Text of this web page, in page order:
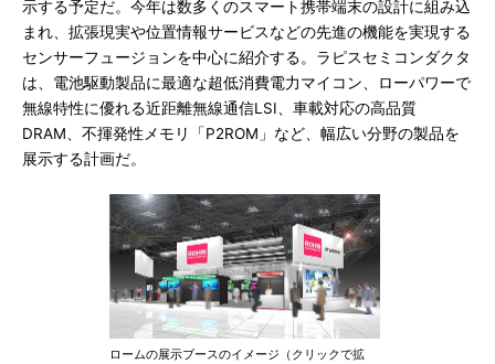
示する予定だ。今年は数多くのスマート携帯端末の設計に組み込
まれ、拡張現実や位置情報サービスなどの先進の機能を実現する
センサーフュージョンを中心に紹介する。ラピスセミコンダクタ
は、電池駆動製品に最適な超低消費電力マイコン、ローパワーで
無線特性に優れる近距離無線通信LSI、車載対応の高品質
DRAM、不揮発性メモリ「P2ROM」など、幅広い分野の製品を
展示する計画だ。
ロームの展示ブースのイメージ（クリックで拡